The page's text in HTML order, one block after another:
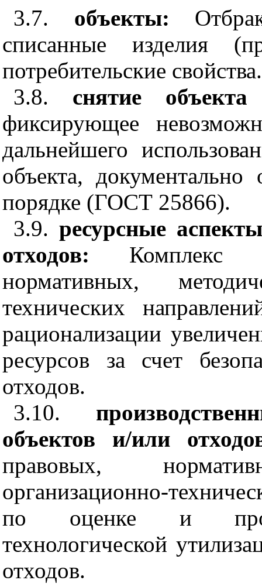
3.7. объекты:
списанные изделия
потребительские свойства.
3.8. снятие
фиксирующее
дальнейшего
объекта,
порядке (ГОСТ 25866).
3.9. ресурсные
отходов: Комплекс
нормативных,
технических
рационализации
ресурсов за счет
отходов.
3.10.
объектов и/или
правовых,
организационно-
по оценке и
технологической
отходов.